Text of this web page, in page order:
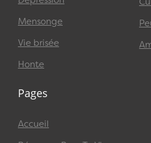
Mensonge
Vie brisée
Honte
Pages
Accueil